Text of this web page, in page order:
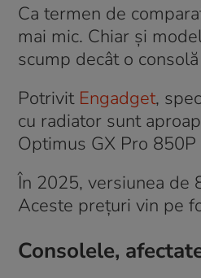
Ca termen de
mai mic. Chiar și
scump decât o
Potrivit Engadget,
cu radiator sunt
Optimus GX Pro
În 2025, versiunea de
Aceste prețuri vin pe
Consolele,